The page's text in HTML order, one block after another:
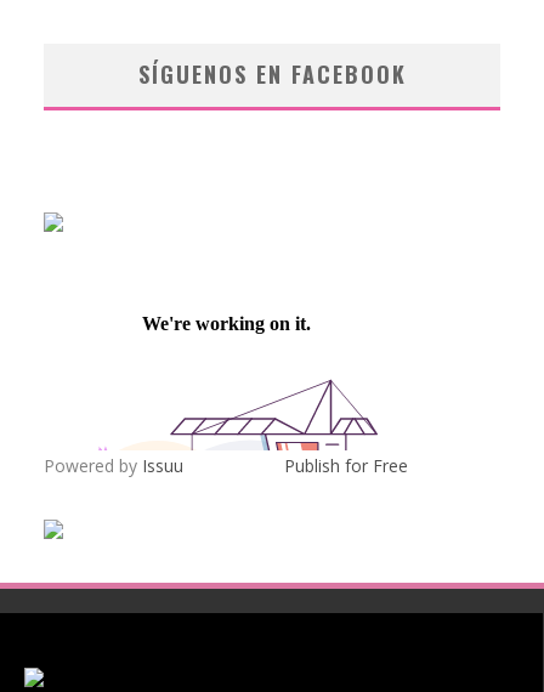
SÍGUENOS EN FACEBOOK
Powered by Issuu Publish for Free